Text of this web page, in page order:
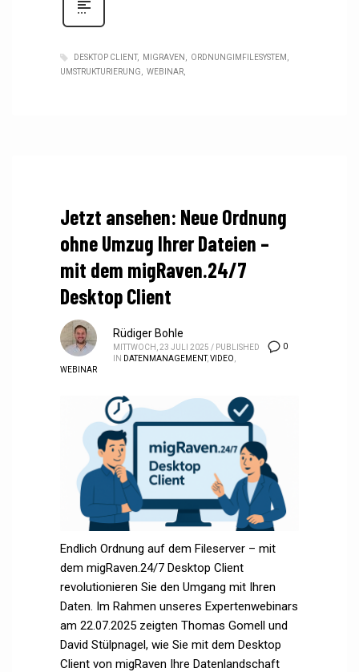
DESKTOP CLIENT MIGRAVEN
ORDNUNGIMFILESYSTEM
UMSTRUKTURIERUNG
WEBINAR
Jetzt ansehen: Neue Ordnung
ohne Umzug Ihrer Dateien –
mit dem migRaven.24/7
Desktop Client
0
Rüdiger Bohle
MITTWOCH, 23 JULI 2025 / PUBLISHED
IN DATENMANAGEMENT,VIDEO
WEBINAR
Endlich Ordnung auf dem Fileserver – mit
dem migRaven.24/7 Desktop Client
revolutionieren Sie den Umgang mit Ihren
Daten. Im Rahmen unseres Expertenwebinars
am 22.07.2025 zeigten Thomas Gomell und
David Stülpnagel, wie Sie mit dem Desktop
Client von migRaven Ihre Datenlandschaft